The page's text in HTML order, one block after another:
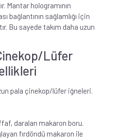
Mantar hologramının
bağlantının sağlamlığı için
Bu sayede takım daha uzun
Lüfer
pala çinekop/lüfer iğneleri.
daralan makaron boru.
fırdöndü makaron ile